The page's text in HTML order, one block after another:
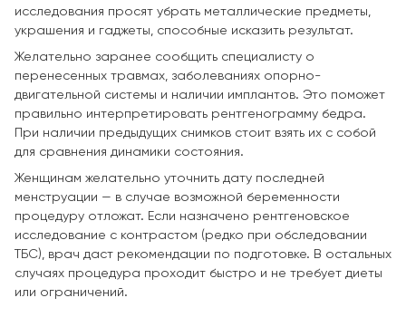
исследования просят убрать металлические предметы,
украшения и гаджеты, способные исказить результат.
Желательно заранее сообщить специалисту о
перенесенных травмах, заболеваниях опорно-
двигательной системы и наличии имплантов. Это поможет
правильно интерпретировать рентгенограмму бедра.
При наличии предыдущих снимков стоит взять их с собой
для сравнения динамики состояния.
Женщинам желательно уточнить дату последней
менструации — в случае возможной беременности
процедуру отложат. Если назначено рентгеновское
исследование с контрастом (редко при обследовании
ТБС), врач даст рекомендации по подготовке. В остальных
случаях процедура проходит быстро и не требует диеты
или ограничений.